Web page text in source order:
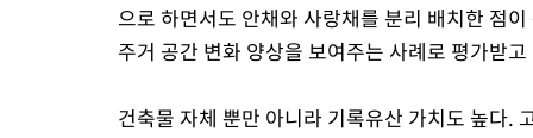
으로 하면서도 안채와 사랑채를 분리 배치한 점
주거 공간 변화 양상을 보여주는 사례로 평가받
건축물 자체 뿐만 아니라 기록유산 가치도 높다.